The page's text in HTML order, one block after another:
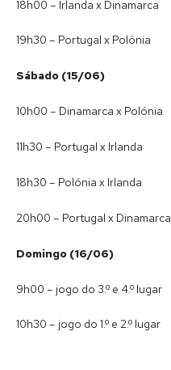
18h00 – Irlanda x Dinamarca
19h30 – Portugal x Polónia
Sábado (15/06)
10h00 – Dinamarca x Polónia
11h30 – Portugal x Irlanda
18h30 – Polónia x Irlanda
20h00 – Portugal x Dinamarca
Domingo (16/06)
9h00 – jogo do 3.º e 4.º lugar
10h30 – jogo do 1.º e 2.º lugar